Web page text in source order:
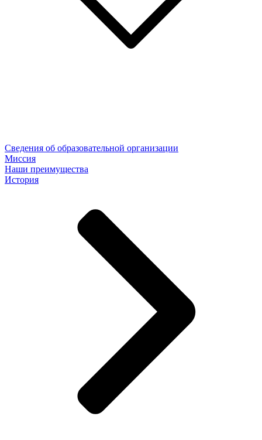
Сведения об образовательной организации
Миссия
Наши преимущества
История